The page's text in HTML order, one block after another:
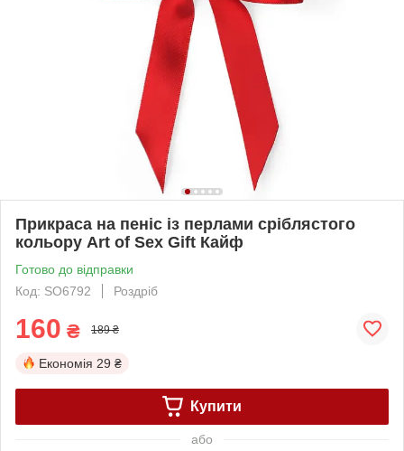
Прикраса на пеніс із перлами сріблястого
кольору Art of Sex Gift Кайф
Готово до відправки
Код: SO6792
Роздріб
160 ₴ 189 ₴
Економія 29 ₴
Купити
або